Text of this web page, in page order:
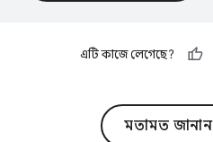
এটি কাজে লেগেছে?
মতামত জানান